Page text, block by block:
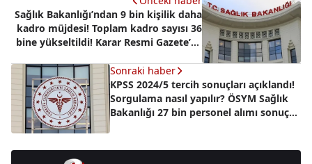
Sağlık Bakanlığı’ndan 9 bin kişilik daha
kadro müjdesi! Toplam kadro sayısı 36
bine yükseltildi! Karar Resmi Gazete’de
Sonraki haber
KPSS 2024/5 tercih sonuçları açıklandı!
Sorgulama nasıl yapılır? ÖSYM Sağlık
Bakanlığı 27 bin personel alımı sonuç